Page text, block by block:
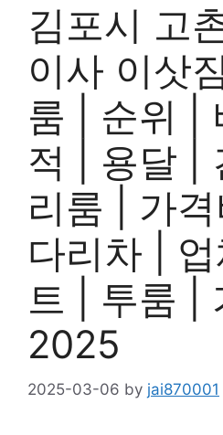
김포시 고
이사 이삿
룸 | 순위 |
적 | 용달 |
리룸 | 가
다리차 |
트 | 투룸 |
2025
2025-03-06 by jai870001